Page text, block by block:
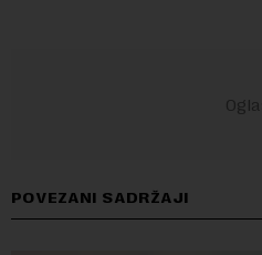
POVEZANI SADRŽAJI